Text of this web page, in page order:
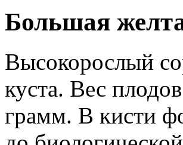
Большая
Высокорослый
куста. Вес
грамм. В кисти